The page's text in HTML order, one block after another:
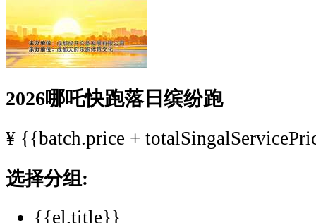
发
展
有
限
司
办
成
天
2026哪吒快跑落日缤纷跑
¥ {{batch.price +
选择分组:
{{el.title}}